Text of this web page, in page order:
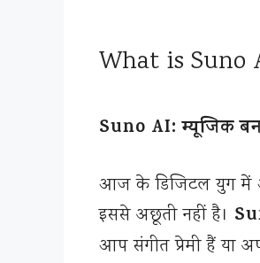
What is Suno
Suno AI: म्यूजिक
आज के डिजिटल युग में
इससे अछूती नहीं है।
आप संगीत प्रेमी हैं या